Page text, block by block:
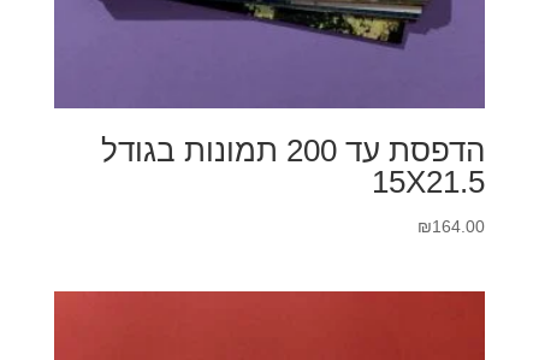
הדפסת עד 200 תמונות בגודל
15X21.5
₪164.00